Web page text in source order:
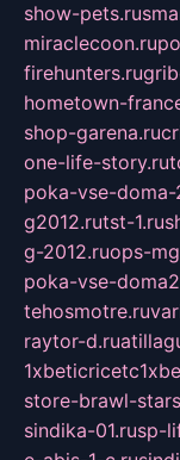
show-pets.ru
miraclecoon.ru
firehunters.ru
hometown-
shop-garena.ru
one-life-story.ru
poka-vse-doma-
g2012.rutst-1.ru
g-2012.ruops-
poka-vse-
tehosmotre.ru
raytor-d.ru
store-brawl-
sindika-01.rusp-